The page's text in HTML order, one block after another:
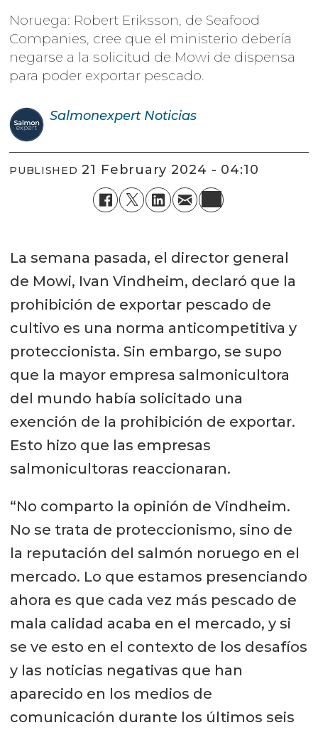
Noruega: Robert Eriksson, de Seafood
Companies, cree que el ministerio debería
negarse a la solicitud de Mowi de dispensa
para poder exportar pescado.
Salmonexpert Noticias
PUBLISHED 21 February 2024 - 04:10
La semana pasada, el director general
de Mowi, Ivan Vindheim, declaró que la
prohibición de exportar pescado de
cultivo es una norma anticompetitiva y
proteccionista. Sin embargo, se supo
que la mayor empresa salmonicultora
del mundo había solicitado una
exención de la prohibición de exportar.
Esto hizo que las empresas
salmonicultoras reaccionaran.
“No comparto la opinión de Vindheim.
No se trata de proteccionismo, sino de
la reputación del salmón noruego en el
mercado. Lo que estamos presenciando
ahora es que cada vez más pescado de
mala calidad acaba en el mercado, y si
se ve esto en el contexto de los desafíos
y las noticias negativas que han
aparecido en los medios de
comunicación durante los últimos seis